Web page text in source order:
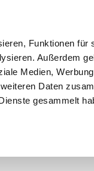
Funktionen für
Außerdem
Medien,
Daten
gesammelt